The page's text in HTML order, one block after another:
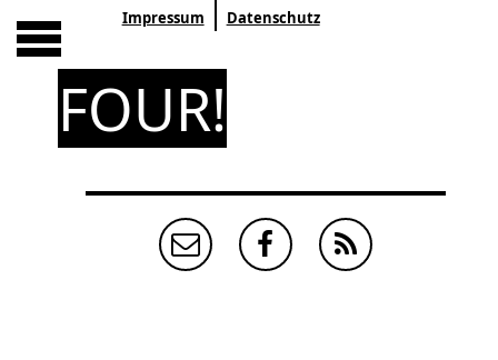
Impressum Datenschutz
FOUR!